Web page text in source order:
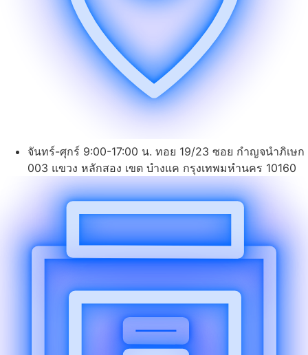
จันทร์-ศุกร์ 9:00-17:00 น. ทอย 19/23 ซอย กำญจนำภิเษก
003 แขวง หลักสอง เขต บำงแค กรุงเทพมหำนคร 10160